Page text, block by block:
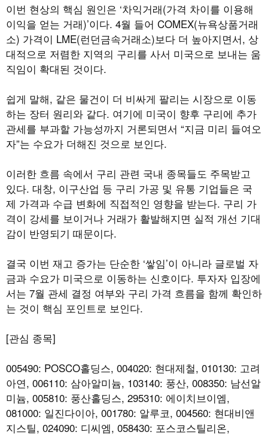
이번 현상의 핵심 원인은 ‘차익거래(가격 차이를 이용해
이익을 얻는 거래)’이다. 4월 들어 COMEX(뉴욕상품거래
소) 가격이 LME(런던금속거래소)보다 더 높아지면서, 상
대적으로 저렴한 지역의 구리를 사서 미국으로 보내는 움
직임이 확대된 것이다.
쉽게 말해, 같은 물건이 더 비싸게 팔리는 시장으로 이동
하는 장터 원리와 같다. 여기에 미국이 향후 구리에 추가
관세를 부과할 가능성까지 거론되면서 “지금 미리 들여오
자”는 수요가 더해진 것으로 보인다.
이러한 흐름 속에서 구리 관련 국내 종목들도 주목받고
있다. 대창, 이구산업 등 구리 가공 및 유통 기업들은 국
제 가격과 수급 변화에 직접적인 영향을 받는다. 구리 가
격이 강세를 보이거나 거래가 활발해지면 실적 개선 기대
감이 반영되기 때문이다.
결국 이번 재고 증가는 단순한 ‘쌓임’이 아니라 글로벌 자
금과 수요가 미국으로 이동하는 신호이다. 투자자 입장에
서는 7월 관세 결정 여부와 구리 가격 흐름을 함께 확인하
는 것이 핵심 포인트로 보인다.
[관심 종목]
005490: POSCO홀딩스, 004020: 현대제철, 010130: 고려
아연, 006110: 삼아알미늄, 103140: 풍산, 008350: 남선알
미늄, 005810: 풍산홀딩스, 295310: 에이치브이엠,
081000: 일진다이아, 001780: 알루코, 004560: 현대비앤
지스틸, 024090: 디씨엠, 058430: 포스코스틸리온,